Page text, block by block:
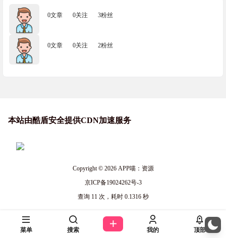
0文章 0关注 3粉丝
0文章 0关注 2粉丝
本站由酷盾安全提供CDN加速服务
Copyright © 2026APP喵：资源
京ICP备19024262号-3
查询 11 次，耗时 0.1316 秒
菜单 搜索 我的 顶部